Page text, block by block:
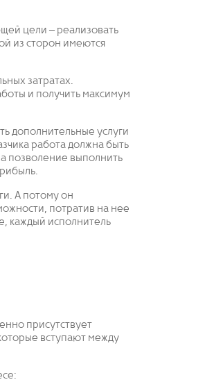
цели – реализовать
из сторон имеются
затратах.
и получить максимум
дополнительные услуги
работа должна быть
позволение выполнить
А потому он
потратив на нее
каждый исполнитель
присутствует
вступают между